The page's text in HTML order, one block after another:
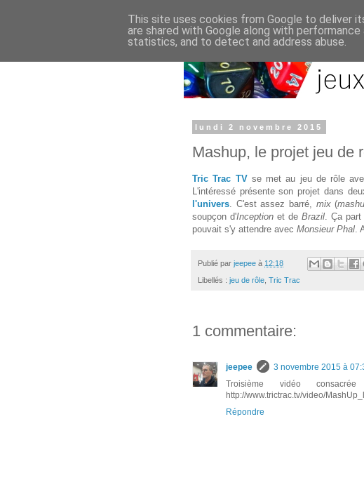
lundi 2 novembre 2015
Mashup, le projet jeu de
Tric Trac TVse met au jeu de rôle
L'intéressé présente son projet dans
l'univers
C'est assez barré, mix(
soupçon d'Inception et deBrazil . Ça
pouvait s'y attendre avec Monsieur Phal .
Publié par jeepee à 12:18
Libellés : jeu de rôle Tric Trac
1 commentaire:
jeepee
3 novembre 2015 à
Troisième vidéo
http://www.trictrac.tv/video/
Répondre
This site uses cookies from Google to deliver
are shared with Google along with
statistics, and to detect and address abuse.